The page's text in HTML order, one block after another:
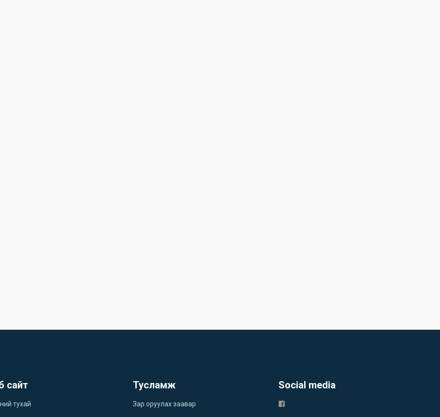
сайт
тухай
Тусламж
Зар оруулах заавар
Social media